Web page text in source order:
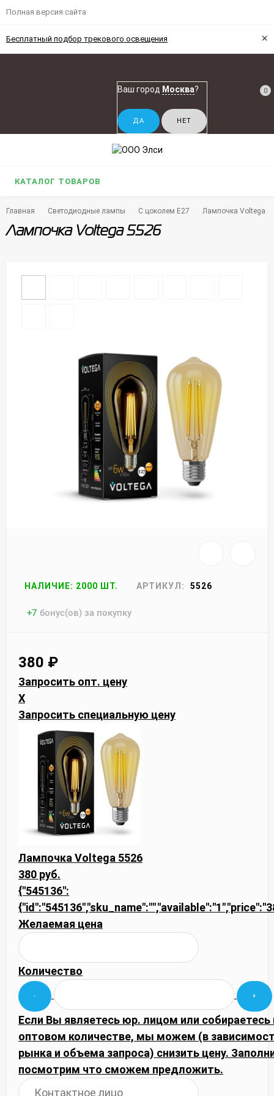
Полная версия сайта
Бесплатный подбор трекового освещения ×
Ваш город Москва? 0
КАТАЛОГ ТОВАРОВ
Главная Светодиодные лампы С цоколем E27 Лампочка Voltega
Лампочка Voltega 5526
НАЛИЧИЕ: 2000 ШТ. АРТИКУЛ: 5526
+7 бонус(ов) за покупку
380 ₽
Запросить опт. цену
X
Запросить специальную цену
Лампочка Voltega 5526
380 руб.
{"545136":
Желаемая цена
Количество
Если Вы являетесь юр. лицом или собираетесь
оптовом количестве, мы можем (в
рынка и объема запроса) снизить цену.
посмотрим что сможем предложить.